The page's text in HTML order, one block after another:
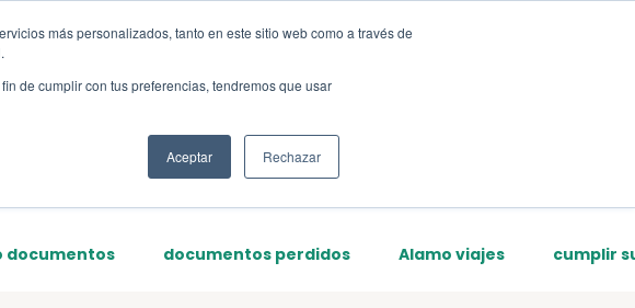
más personalizados, tanto en este sitio web como a través de
de cumplir con tus preferencias, tendremos que usar
Aceptar Rechazar
documentos documentos perdidos Alamo viajes cumplir